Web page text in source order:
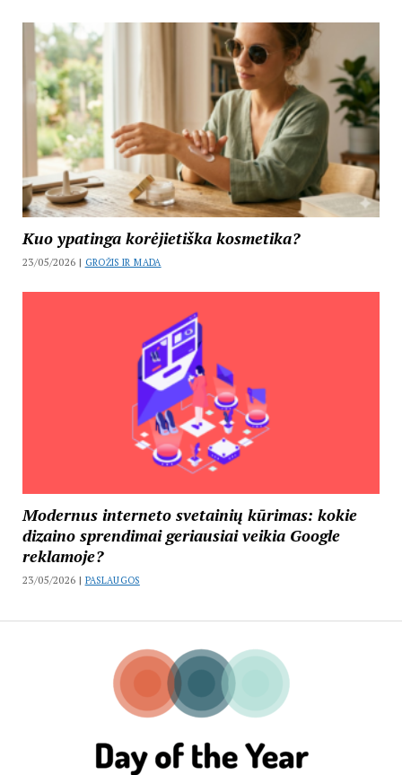
Kuo ypatinga korėjietiška kosmetika?
23/05/2026 | GROŽIS IR MADA
Modernus interneto svetainių kūrimas: kokie
dizaino sprendimai geriausiai veikia Google
reklamoje?
23/05/2026 | PASLAUGOS